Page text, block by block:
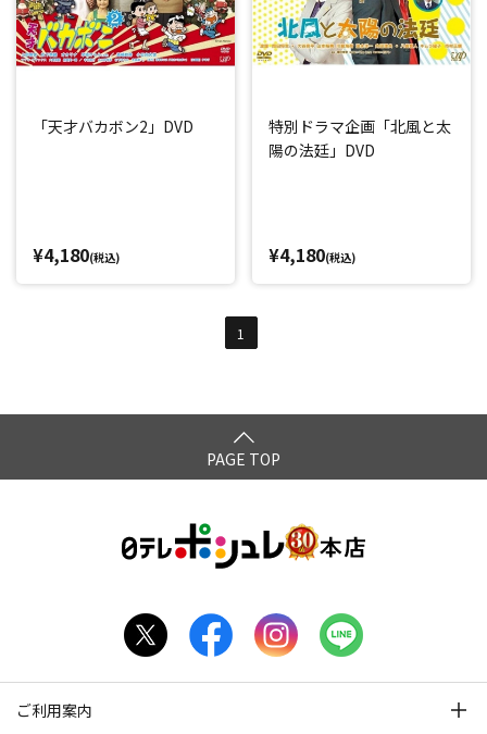
「天才バカボン2」DVD
¥4,180(税込)
特別ドラマ企画「北風と太
陽の法廷」DVD
¥4,180(税込)
1
PAGE TOP
ご利用案内